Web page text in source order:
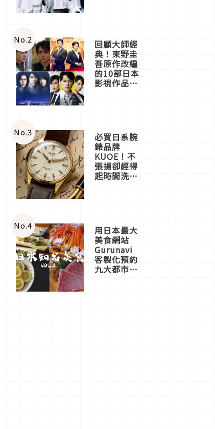
體驗
No.2 回顧大師經
典！東野圭
吾原作改編
的10部日本
影視作品推
No.3 必買日系腕
錶品牌
KUOE！不
張揚卻經得
起時間洗鍊
No.4 用日本最大
美食網站
Gurunavi
客製化預約
九大都市餐